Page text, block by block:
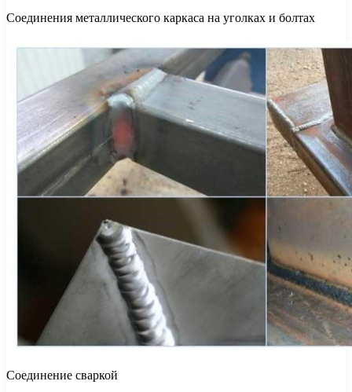
Соединения металлического каркаса на уголках и болтах
Соединение сваркой